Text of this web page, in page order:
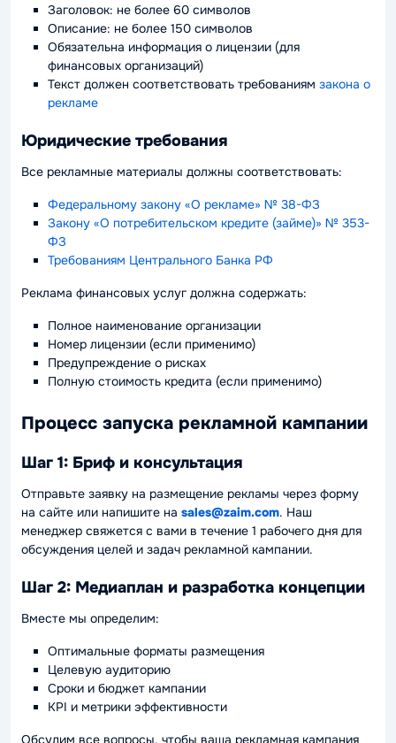
Заголовок: не более 60 символов
Описание: не более 150 символов
Обязательна информация о лицензии (для
финансовых организаций)
Текст должен соответствовать требованиям закона о
рекламе
Юридические требования
Все рекламные материалы должны соответствовать:
Федеральному закону «О рекламе» № 38-ФЗ
Закону «О потребительском кредите (займе)» № 353-
ФЗ
Требованиям Центрального Банка РФ
Реклама финансовых услуг должна содержать:
Полное наименование организации
Номер лицензии (если применимо)
Предупреждение о рисках
Полную стоимость кредита (если применимо)
Процесс запуска рекламной кампании
Шаг 1: Бриф и консультация
Отправьте заявку на размещение рекламы через форму
на сайте или напишите на sales@zaim.com. Наш
менеджер свяжется с вами в течение 1 рабочего дня для
обсуждения целей и задач рекламной кампании.
Шаг 2: Медиаплан и разработка концепции
Вместе мы определим:
Оптимальные форматы размещения
Целевую аудиторию
Сроки и бюджет кампании
KPI и метрики эффективности
Обсудим все вопросы, чтобы ваша рекламная кампания